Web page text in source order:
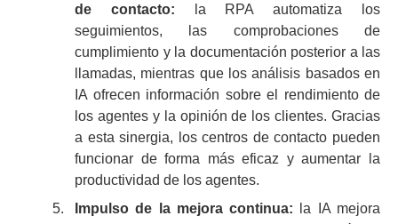
de contacto: la RPA automatiza los
seguimientos, las comprobaciones de
cumplimiento y la documentación posterior a las
llamadas, mientras que los análisis basados en
IA ofrecen información sobre el rendimiento de
los agentes y la opinión de los clientes. Gracias
a esta sinergia, los centros de contacto pueden
funcionar de forma más eficaz y aumentar la
productividad de los agentes.
Impulso de la mejora continua: la IA mejora